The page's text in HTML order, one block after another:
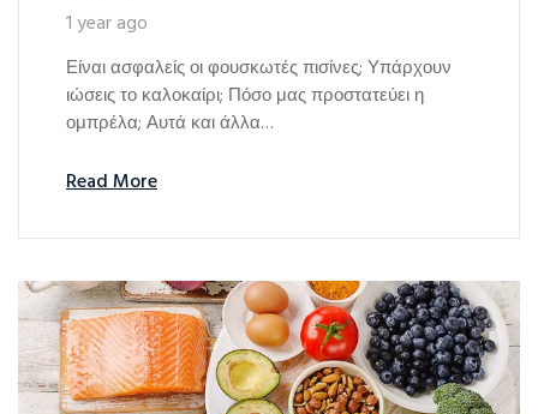
1 year ago
Είναι ασφαλείς οι φουσκωτές πισίνες; Υπάρχουν
ιώσεις το καλοκαίρι; Πόσο μας προστατεύει η
ομπρέλα; Αυτά και άλλα…
Read More